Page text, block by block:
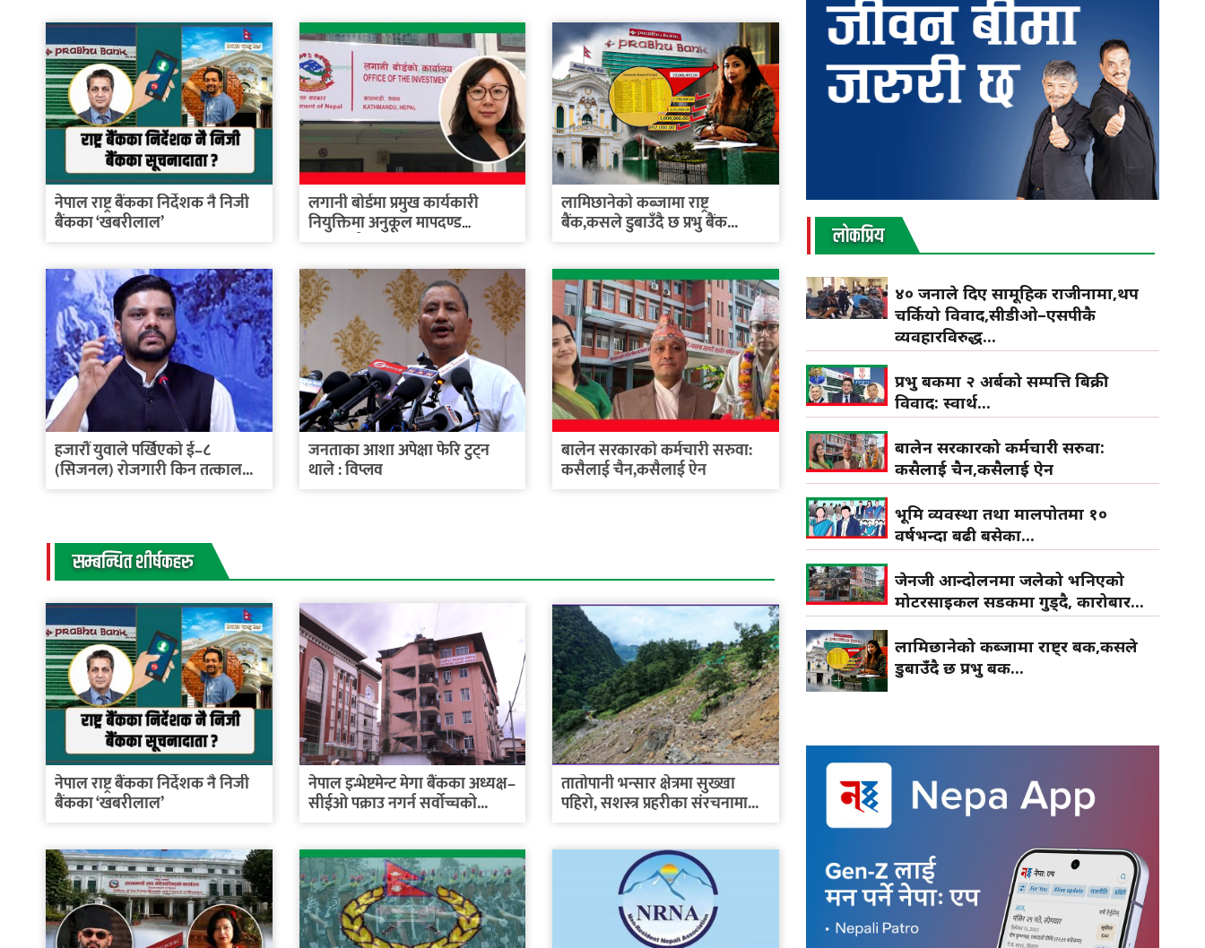
नेपाल राष्ट्र बैंकका निर्देशक नै निजी
बैंकका ‘खबरीलाल’
लगानी बोर्डमा प्रमुख कार्यकारी
नियुक्तिमा अनुकूल मापदण्ड
लामिछानेको कब्जामा राष्ट्र
बैंक,कसले डुबाउँदै छ प्रभु बैंक...
हजारौं युवाले पर्खिएको ई–८
(सिजनल) रोजगारी किन तत्काल...
जनताका आशा अपेक्षा फेरि टुट्न
थाले : विप्लव
बालेन सरकारको कर्मचारी सरुवा:
कसैलाई चैन,कसैलाई ऐन
सम्बन्धित शीर्षकहरु
नेपाल राष्ट्र बैंकका निर्देशक नै निजी
बैंकका ‘खबरीलाल’
नेपाल इन्भेष्टमेन्ट मेगा बैंकका अध्यक्ष–
सीईओ पक्राउ नगर्न सर्वोच्चको...
तातोपानी भन्सार क्षेत्रमा सुख्खा
पहिरो, सशस्त्र प्रहरीका संरचनामा...
लाेकप्रिय
४० जनाले दिए सामूहिक राजीनामा,थप
चर्कियो विवाद,सीडीओ–एसपीकै
व्यवहारविरुद्ध...
प्रभु बैंकमा २ अर्बको सम्पत्ति बिक्री
विवाद: स्वार्थ...
बालेन सरकारको कर्मचारी सरुवा:
कसैलाई चैन,कसैलाई ऐन
भूमि व्यवस्था तथा मालपोतमा १०
वर्षभन्दा बढी बसेका...
जेनजी आन्दोलनमा जलेको भनिएको
मोटरसाइकल सडकमा गुड्दै, कारोबार...
लामिछानेको कब्जामा राष्ट्र बैंक,कसले
डुबाउँदै छ प्रभु बैंक...